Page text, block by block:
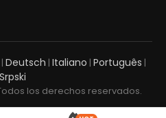
| Deutsch | Italiano | Português |
Srpski
los derechos reservados.